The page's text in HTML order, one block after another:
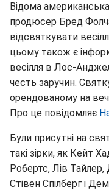
Відома
продюсер Бред
відсвяткувати
цьому також є
весілля в Лос-
честь заручин.
орендованому на
Про це повідомляє
Були присутні на
такі зірки, як Кейт
Робертс, Лів Тайлер,
Стівен Спілберг і